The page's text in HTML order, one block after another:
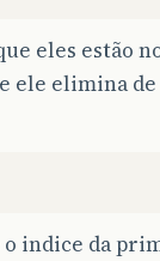
eles estão
ele elimina de
indice da